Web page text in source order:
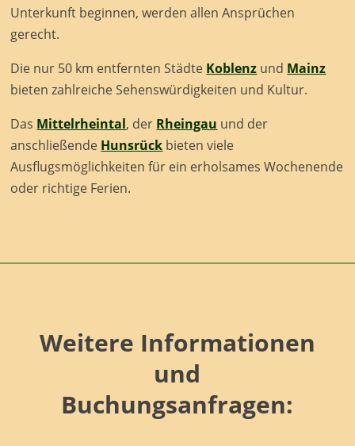
Unterkunft beginnen, werden allen Ansprüchen
gerecht.
Die nur 50 km entfernten Städte Koblenz und Mainz
bieten zahlreiche Sehenswürdigkeiten und Kultur.
Das Mittelrheintal, der Rheingau und der
anschließende Hunsrück bieten viele
Ausflugsmöglichkeiten für ein erholsames Wochenende
oder richtige Ferien.
Weitere Informationen
und
Buchungsanfragen: